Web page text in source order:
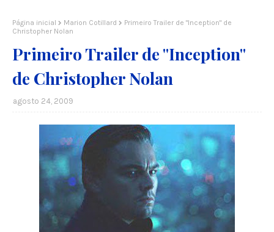
Página inicial Marion Cotillard
Primeiro Trailer de "Inception" de
Christopher Nolan
Primeiro Trailer de "Inception"
de Christopher Nolan
agosto 24, 2009